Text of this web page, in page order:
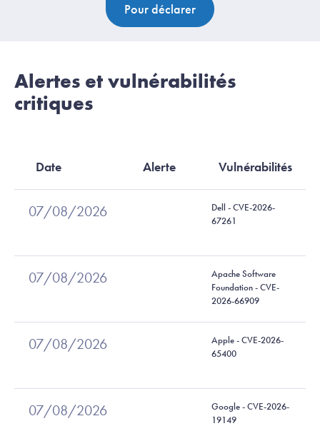
Pour déclarer
Alertes et vulnérabilités
critiques
Date Alerte Vulnérabilités
07/08/2026
Dell - CVE-2026-
67261
07/08/2026
Apache Software
Foundation - CVE-
2026-66909
07/08/2026
Apple - CVE-2026-
65400
07/08/2026
Google - CVE-2026-
19149